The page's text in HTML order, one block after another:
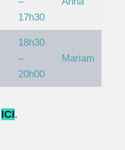
17h30
18h30
–
20h00
Mariam
ICI.